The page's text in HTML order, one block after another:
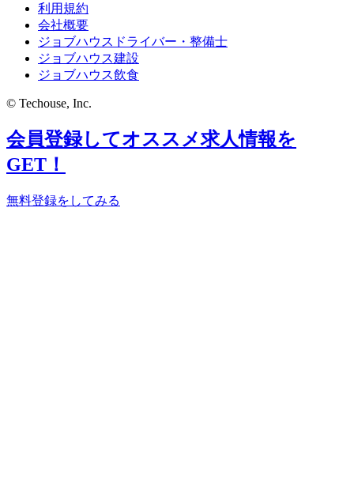
利用規約
会社概要
ジョブハウスドライバー・整備士
ジョブハウス建設
ジョブハウス飲食
© Techouse, Inc.
会員登録してオススメ求人情報を
GET！
無料登録をしてみる